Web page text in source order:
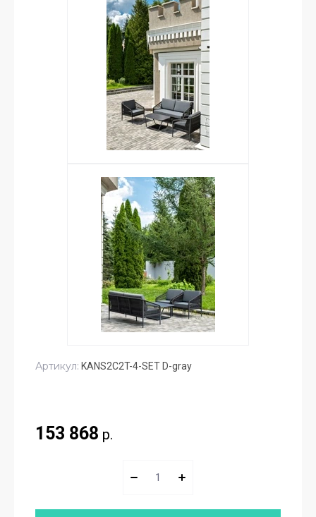
Артикул: KANS2C2T-4-SET D-gray
153 868 р.